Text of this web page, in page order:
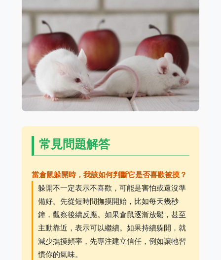
常見問題解答
當倉鼠躲開時，我該如何判斷它是否喜歡被摸？
躲開不一定表示不喜歡，可能是害怕或還沒準
備好。先從短時間撫摸開始，比如每天幾秒
鐘，觀察後續反應。如果倉鼠逐漸放鬆，甚至
主動靠近，表示可以繼續。如果持續躲開，就
減少撫摸頻率，先專注建立信任，例如讓牠習
慣你的氣味。